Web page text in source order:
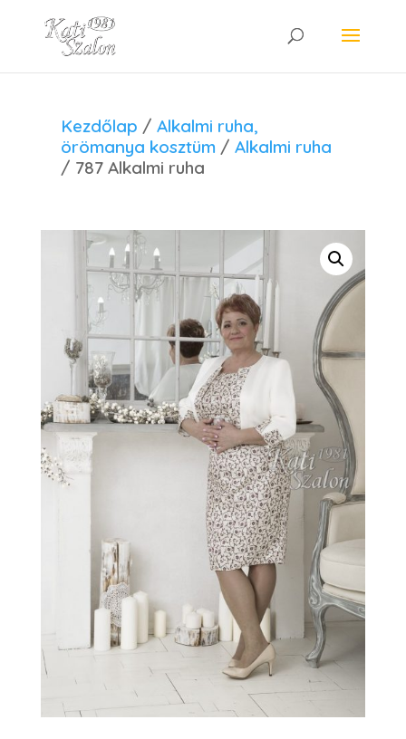
Kezdőlap /Alkalmi ruha,
örömanya kosztüm /Alkalmi ruha
/ 787 Alkalmi ruha